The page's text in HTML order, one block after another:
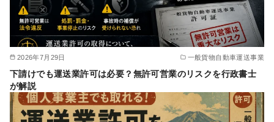
2026年7月29日 一般貨物自動車運送事業
下請けでも運送業許可は必要？無許可営業のリスクを行政書士
が解説